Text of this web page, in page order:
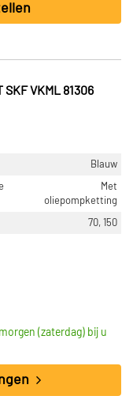
SKF VKML 81306
Blauw
Met
oliepompketting
70, 150
(zaterdag) bij u